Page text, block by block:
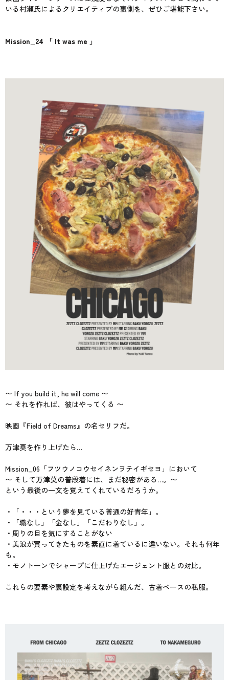
いる村瀬氏によるクリエイティブの裏側を、ぜひご堪能下さい。
Mission_24 「 It was me 」
〜 If you build it, he will come 〜
〜 それを作れば、彼はやってくる 〜
映画『Field of Dreams』の名セリフだ。
万津莫を作り上げたら…
Mission_06「フツウノコウセイネンヲテイギセヨ」において
〜 そして万津莫の普段着には、まだ秘密がある…。〜
という最後の一文を覚えてくれているだろうか。
・「・・・という夢を見ている普通の好青年」。
・「職なし」「金なし」「こだわりなし」。
・周りの目を気にすることがない
・美浪が買ってきたものを素直に着ているに違いない。それも何年
も。
・モノトーンでシャープに仕上げたエージェント服との対比。
これらの要素や裏設定を考えながら組んだ、古着ベースの私服。